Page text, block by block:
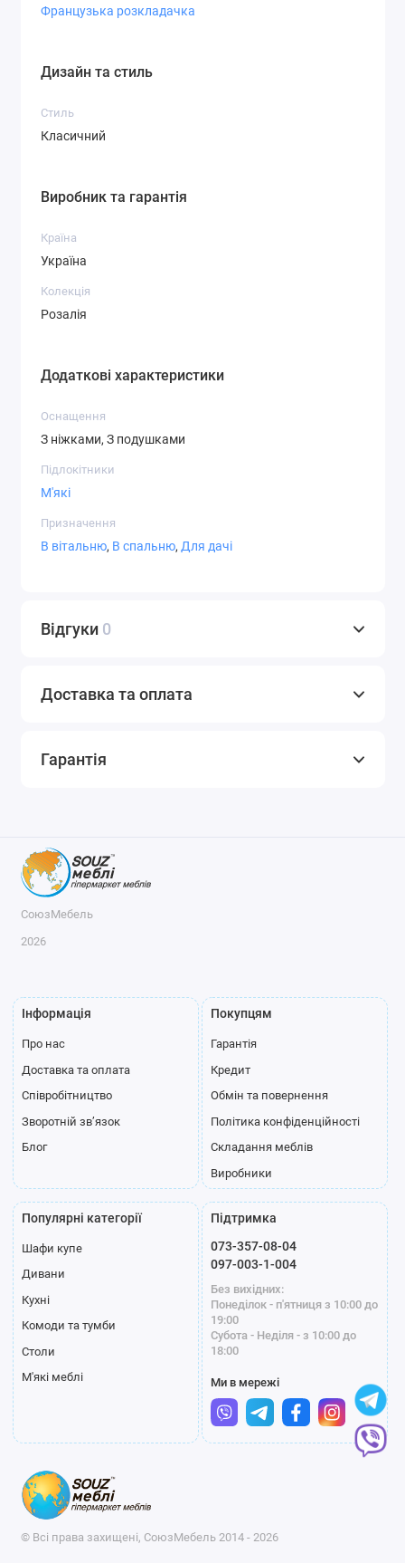
Французька розкладачка
Дизайн та стиль
Стиль
Класичний
Виробник та гарантія
Країна
Україна
Колекція
Розалія
Додаткові характеристики
Оснащення
З ніжками, З подушками
Підлокітники
М'які
Призначення
В вітальню, В спальню, Для дачі
Відгуки 0
Доставка та оплата
Гарантія
СоюзМебель
2026
Інформація
Про нас
Доставка та оплата
Співробітництво
Зворотній зв’язок
Блог
Покупцям
Гарантія
Кредит
Обмін та повернення
Політика конфіденційності
Складання меблів
Виробники
Популярні категорії
Шафи купе
Дивани
Кухні
Комоди та тумби
Столи
М'які меблі
Підтримка
073-357-08-04
097-003-1-004
Без вихідних:
Понеділок - п'ятниця з 10:00 до
19:00
Субота - Неділя - з 10:00 до
18:00
Ми в мережі
© Всі права захищені, СоюзМебель 2014 - 2026